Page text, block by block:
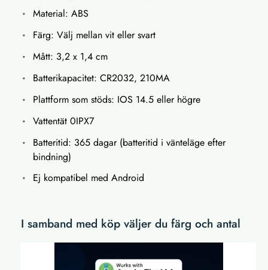
Material: ABS
Färg: Välj mellan vit eller svart
Mått: 3,2 x 1,4 cm
Batterikapacitet: CR2032, 210MA
Plattform som stöds: IOS 14.5 eller högre
Vattentät 0IPX7
Batteritid: 365 dagar (batteritid i vänteläge efter
bindning)
Ej kompatibel med Android
I samband med köp väljer du färg och antal